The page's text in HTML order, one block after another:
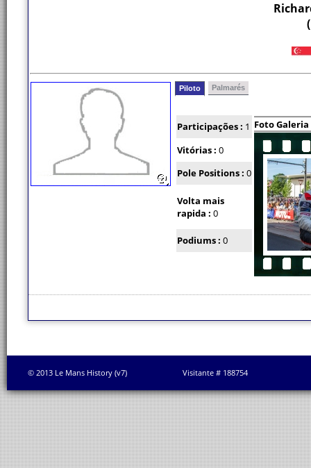
Piloto Palmarés
Participações : 1 Foto Galeria
Vitórias : 0
Pole Positions : 0
Volta mais
rapida : 0
Podiums : 0
© 2013 Le Mans History (v7) Visitante # 188754